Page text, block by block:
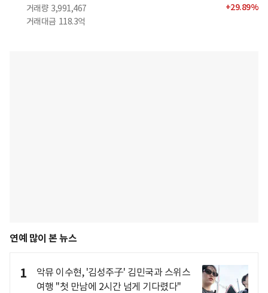
거래량 3,991,467
거래대금 118.3억
+29.89%
연예 많이 본 뉴스
1
악뮤 이수현, '김성주子' 김민국과 스위스
여행 "첫 만남에 2시간 넘게 기다렸다"